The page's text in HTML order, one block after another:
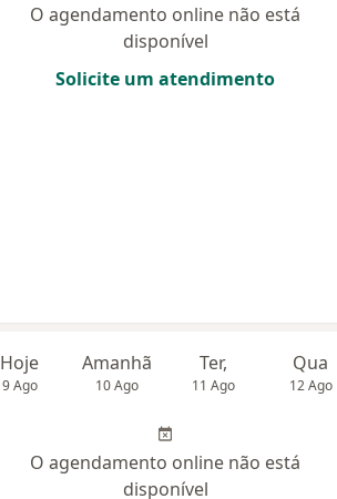
O agendamento online não está
disponível
Solicite um atendimento
Hoje
9 Ago
Amanhã
10 Ago
Ter,
11 Ago
Qua
12 Ago
O agendamento online não está
disponível